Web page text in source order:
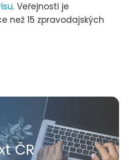
. Veřejnosti je
než 15 zpravodajských
ČR